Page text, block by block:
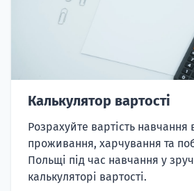
Калькулятор вартості
Розрахуйте вартість навчання
проживання, харчування та
Польщі під час навчання у
калькуляторі вартості.